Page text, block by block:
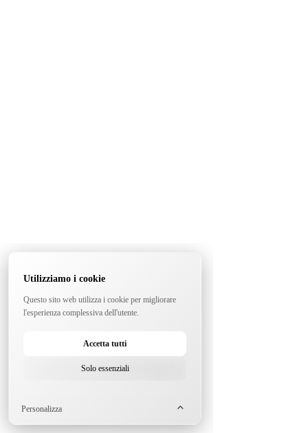
Utilizziamo i cookie
Questo sito web utilizza i cookie per migliorare
l'esperienza complessiva dell'utente.
Accetta tutti
Solo essenziali
Personalizza